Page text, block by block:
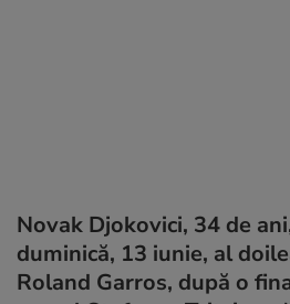
Novak Djokovici, 34 de
duminică, 13 iunie, al
Roland Garros, după o